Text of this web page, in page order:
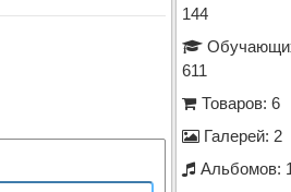
144
611
Товаров: 6
Галерей: 2
Альбомов: